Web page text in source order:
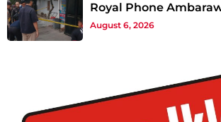
Royal Phone
August 6, 2026